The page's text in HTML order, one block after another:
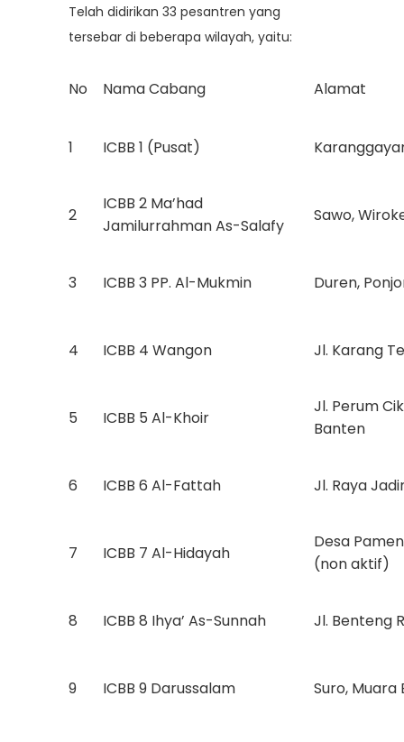
Telah didirikan 33 pesantren yang
tersebar di beberapa wilayah, yaitu:
No Nama Cabang Alamat
1 ICBB 1 (Pusat)
2
ICBB 2 Ma’had
Jamilurrahman As-Salafy
Sawo,
3 ICBB 3 PP. Al-Mukmin Duren,
4 ICBB 4 Wangon Jl. Karang
5 ICBB 5 Al-Khoir
Jl. Perum
Banten
6 ICBB 6 Al-Fattah Jl. Raya
7 ICBB 7 Al-Hidayah
Desa
(non aktif)
8 ICBB 8 Ihya’ As-Sunnah Jl. Benteng
9 ICBB 9 Darussalam Suro, Muara